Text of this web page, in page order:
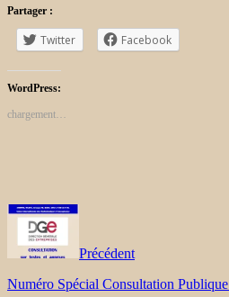
Partager :
Twitter Facebook
WordPress:
chargement…
Précédent
Numéro Spécial Consultation